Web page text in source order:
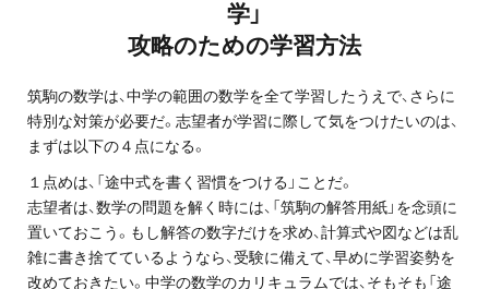
よくある質問
採用情報
インフォメーション
会社概要
学」
攻略のための学習方法
筑駒の数学は、中学の範囲の数学を全て学習したうえで、さらに
特別な対策が必要だ。志望者が学習に際して気をつけたいのは、
まずは以下の４点になる。
１点めは、「途中式を書く習慣をつける」ことだ。
志望者は、数学の問題を解く時には、「筑駒の解答用紙」を念頭に
置いておこう。もし解答の数字だけを求め、計算式や図などは乱
雑に書き捨てているようなら、受験に備えて、早めに学習姿勢を
改めておきたい。中学の数学のカリキュラムでは、そもそも「途